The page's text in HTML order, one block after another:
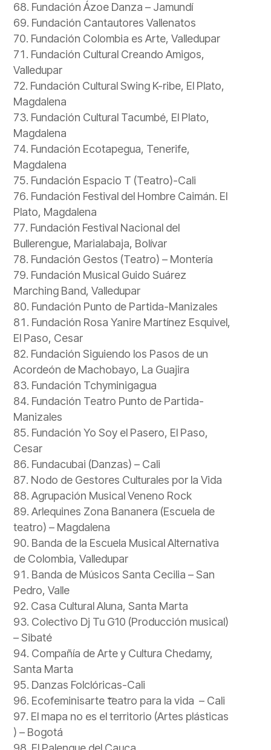
Fundación Ázoe Danza – Jamundí
Fundación Cantautores Vallenatos
Fundación Colombia es Arte, Valledupar
Fundación Cultural Creando Amigos,
Valledupar
Fundación Cultural Swing K-ribe, El Plato,
Magdalena
Fundación Cultural Tacumbé, El Plato,
Magdalena
Fundación Ecotapegua, Tenerife,
Magdalena
Fundación Espacio T (Teatro)-Cali
Fundación Festival del Hombre Caimán. El
Plato, Magdalena
Fundación Festival Nacional del
Bullerengue, Marialabaja, Bolívar
Fundación Gestos (Teatro) – Montería
Fundación Musical Guido Suárez
Marching Band, Valledupar
Fundación Punto de Partida-Manizales
Fundación Rosa Yanire Martínez Esquivel,
El Paso, Cesar
Fundación Siguiendo los Pasos de un
Acordeón de Machobayo, La Guajira
Fundación Tchyminigagua
Fundación Teatro Punto de Partida-
Manizales
Fundación Yo Soy el Pasero, El Paso,
Cesar
Fundacubai (Danzas) – Cali
Nodo de Gestores Culturales por la Vida
Agrupación Musical Veneno Rock
Arlequines Zona Bananera (Escuela de
teatro) – Magdalena
Banda de la Escuela Musical Alternativa
de Colombia, Valledupar
Banda de Músicos Santa Cecilia – San
Pedro, Valle
Casa Cultural Aluna, Santa Marta
Colectivo Dj Tu G10 (Producción musical)
– Sibaté
Compañía de Arte y Cultura Chedamy,
Santa Marta
Danzas Folclóricas-Cali
Ecofeminisarte ͞teatro para la vida – Cali
El mapa no es el territorio (Artes plásticas
) – Bogotá